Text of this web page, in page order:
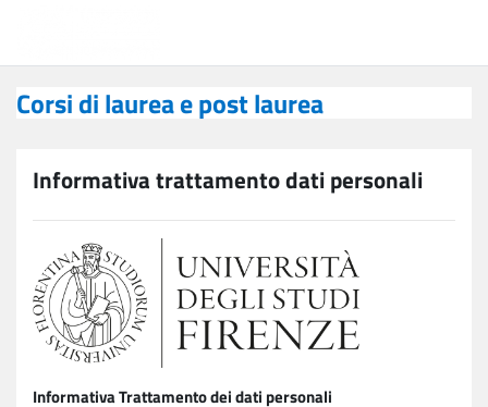
Corsi di laurea e post laurea
Informativa trattamento dati personali
Informativa Trattamento dei dati personali